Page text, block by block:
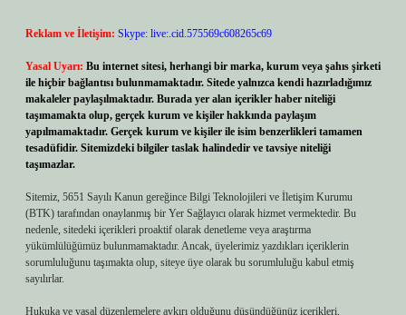
Reklam ve İletişim: Skype: live:.cid.575569c608265c69
Yasal Uyarı: Bu internet sitesi, herhangi bir marka, kurum veya şahıs şirketi
ile hiçbir bağlantısı bulunmamaktadır. Sitede yalnızca kendi hazırladığımız
makaleler paylaşılmaktadır. Burada yer alan içerikler haber niteliği
taşımamakta olup, gerçek kurum ve kişiler hakkında paylaşım
yapılmamaktadır. Gerçek kurum ve kişiler ile isim benzerlikleri tamamen
tesadüfidir. Sitemizdeki bilgiler taslak halindedir ve tavsiye niteliği
taşımazlar.
Sitemiz, 5651 Sayılı Kanun gereğince Bilgi Teknolojileri ve İletişim Kurumu
(BTK) tarafından onaylanmış bir Yer Sağlayıcı olarak hizmet vermektedir. Bu
nedenle, sitedeki içerikleri proaktif olarak denetleme veya araştırma
yükümlülüğümüz bulunmamaktadır. Ancak, üyelerimiz yazdıkları içeriklerin
sorumluluğunu taşımakta olup, siteye üye olarak bu sorumluluğu kabul etmiş
sayılırlar.
Hukuka ve yasal düzenlemelere aykırı olduğunu düşündüğünüz içerikleri,